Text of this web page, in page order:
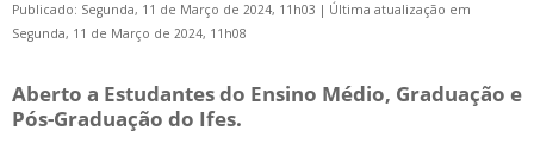
Publicado: Segunda, 11 de Março de 2024, 11h03 | Última atualização em
Segunda, 11 de Março de 2024, 11h08
Aberto a Estudantes do Ensino Médio, Graduação e
Pós-Graduação do Ifes.